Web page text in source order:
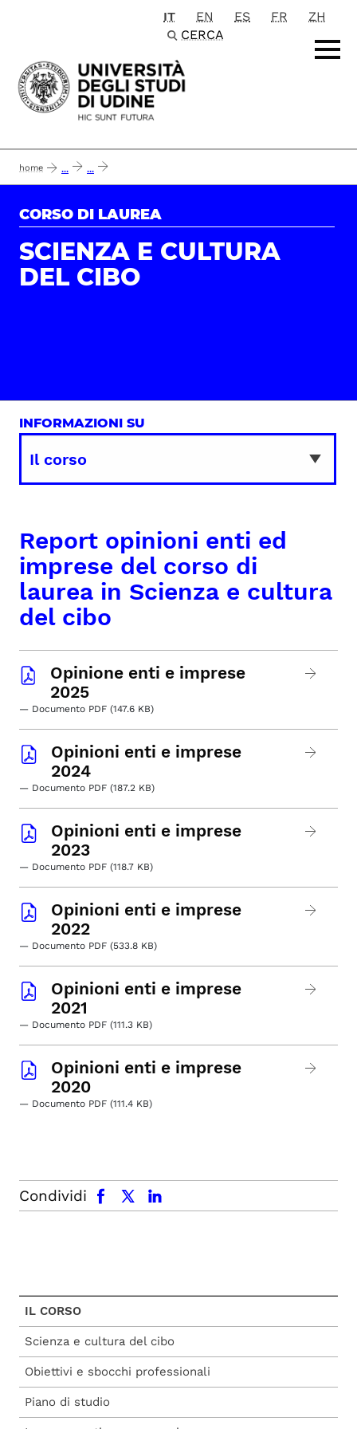
Passa al contenuto principale
IT EN ES FR
ZH
CERCA
home ... ...
CORSO DI LAUREA
SCIENZA E CULTURA
DEL CIBO
INFORMAZIONI SU
Report opinioni enti ed
imprese del corso di
laurea in Scienza e cultura
del cibo
Opinione enti e imprese
2025
— Documento PDF (147.6 KB)
Opinioni enti e imprese
2024
— Documento PDF (187.2 KB)
Opinioni enti e imprese
2023
— Documento PDF (118.7 KB)
Opinioni enti e imprese
2022
— Documento PDF (533.8 KB)
Opinioni enti e imprese
2021
— Documento PDF (111.3 KB)
Opinioni enti e imprese
2020
— Documento PDF (111.4 KB)
Condividi
facebook x.com linkedin
IL CORSO
Scienza e cultura del cibo
Obiettivi e sbocchi professionali
Piano di studio